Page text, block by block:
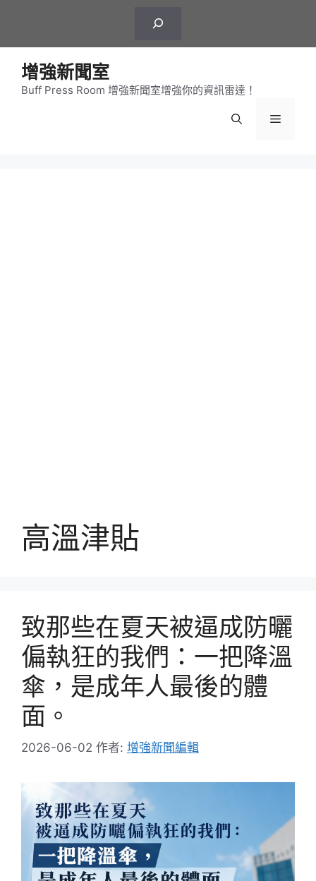
增強新聞室
Buff Press Room 增強新聞室增強你的資訊雷達！
選
高溫津貼
致那些在夏天被逼成防曬
偏執狂的我們：一把降溫
傘，是成年人最後的體
面。
2026-06-02 作者: 增強新聞編輯